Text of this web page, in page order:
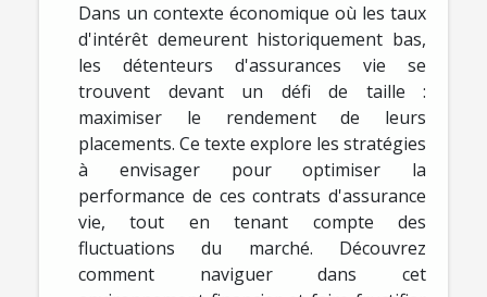
Dans un contexte économique où les taux
d'intérêt demeurent historiquement bas,
les détenteurs d'assurances vie se
trouvent devant un défi de taille :
maximiser le rendement de leurs
placements. Ce texte explore les stratégies
à envisager pour optimiser la
performance de ces contrats d'assurance
vie, tout en tenant compte des
fluctuations du marché. Découvrez
comment naviguer dans cet